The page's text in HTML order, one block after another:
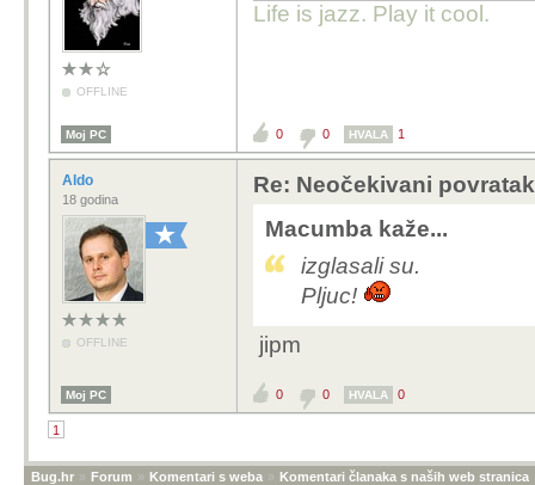
OFFLINE
Life is jazz. Play it cool.
Moj PC 0 0 HVALA 1
Aldo
18 godina
OFFLINE
Re: Neočekivani
Macumba kaže...
izglasali su.
Pljuc!
jipm
Moj PC 0 0 HVALA 0
1
Bug.hr » Forum » Komentari s weba » Komentari članaka s naših web stranica